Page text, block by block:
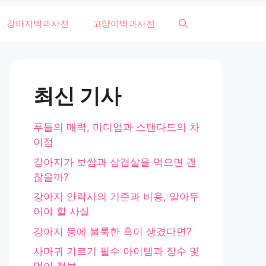
강아지백과사전 고양이백과사전
최신 기사
푸들의 매력, 미디엄과 스탠다드의 차
이점
강아지가 보쌈과 삼겹살을 먹으면 괜
찮을까?
강아지 안락사의 기준과 비용, 알아두
어야 할 사실
강아지 등에 불룩한 혹이 생겼다면?
사마귀 기르기 필수 아이템과 장수 및